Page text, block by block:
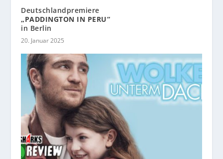
Deutschlandpremiere
„PADDINGTON IN PERU“
in Berlin
20. Januar 2025